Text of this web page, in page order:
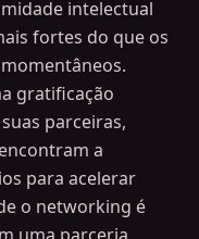
intelectual
fortes do que os
gratificação
parceiras,
a
para acelerar
o networking é